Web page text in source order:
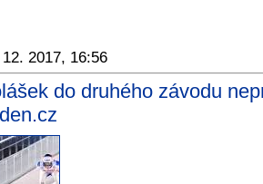
2017, 16:56
do druhého závodu